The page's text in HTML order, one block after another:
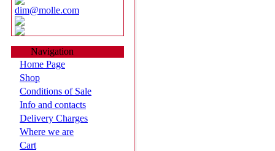
dim@molle.com
Navigation
Home Page
Shop
Conditions of Sale
Info and contacts
Delivery Charges
Where we are
Cart